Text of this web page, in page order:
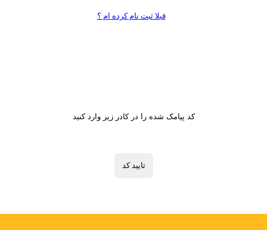
قبلا ثبت نام کرده ام ؟
کد پیامک شده را در کادر زیر وارد کنید
تایید کد